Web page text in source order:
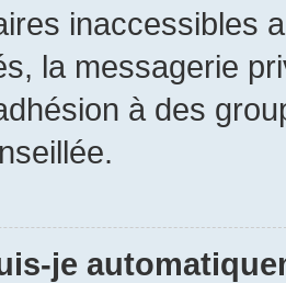
inaccessibles
la messagerie
à des
je